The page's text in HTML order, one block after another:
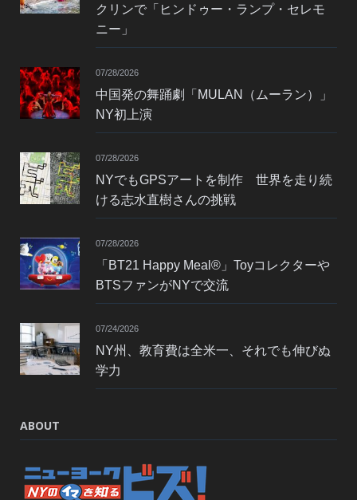
クリンで「ヒンドゥー・ランプ・セレモ
ニー」
07/28/2026
中国発の舞踊劇「MULAN（ムーラン）」
NY初上演
07/28/2026
NYでもGPSアートを制作 世界を走り続
ける志水直樹さんの挑戦
07/28/2026
「BT21 Happy Meal®」Toyコレクターや
BTSファンがNYで交流
07/24/2026
NY州、教育費は全米一、それでも伸びぬ
学力
ABOUT